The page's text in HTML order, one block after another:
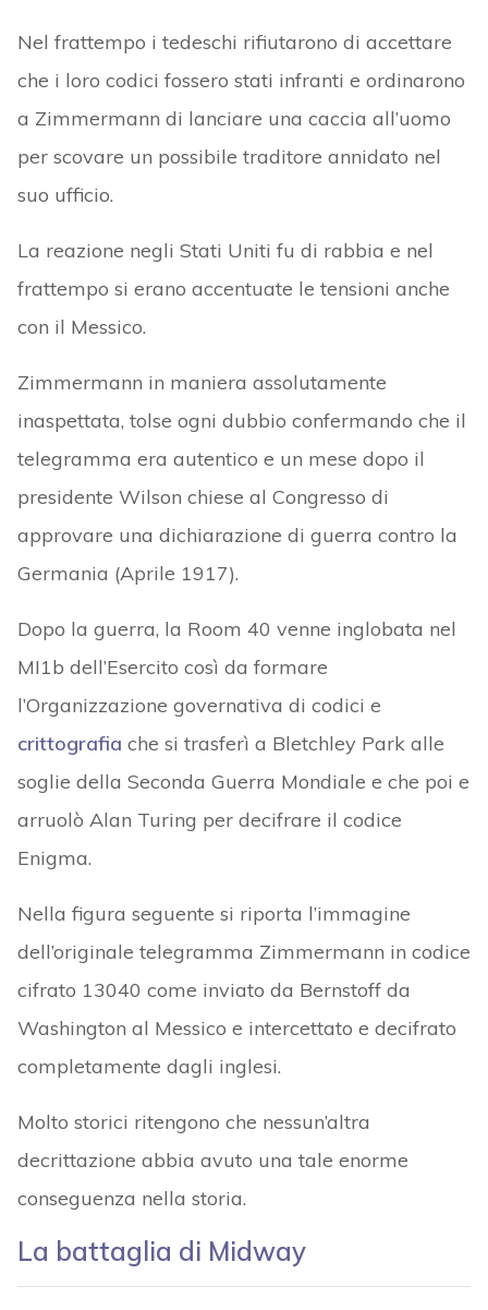
Nel frattempo i tedeschi rifiutarono di accettare
che i loro codici fossero stati infranti e ordinarono
a Zimmermann di lanciare una caccia all’uomo
per scovare un possibile traditore annidato nel
suo ufficio.
La reazione negli Stati Uniti fu di rabbia e nel
frattempo si erano accentuate le tensioni anche
con il Messico.
Zimmermann in maniera assolutamente
inaspettata, tolse ogni dubbio confermando che il
telegramma era autentico e un mese dopo il
presidente Wilson chiese al Congresso di
approvare una dichiarazione di guerra contro la
Germania (Aprile 1917).
Dopo la guerra, la Room 40 venne inglobata nel
MI1b dell’Esercito così da formare
l’Organizzazione governativa di codici e
crittografia che si trasferì a Bletchley Park alle
soglie della Seconda Guerra Mondiale e che poi e
arruolò Alan Turing per decifrare il codice
Enigma.
Nella figura seguente si riporta l’immagine
dell’originale telegramma Zimmermann in codice
cifrato 13040 come inviato da Bernstoff da
Washington al Messico e intercettato e decifrato
completamente dagli inglesi.
Molto storici ritengono che nessun’altra
decrittazione abbia avuto una tale enorme
conseguenza nella storia.
La battaglia di Midway